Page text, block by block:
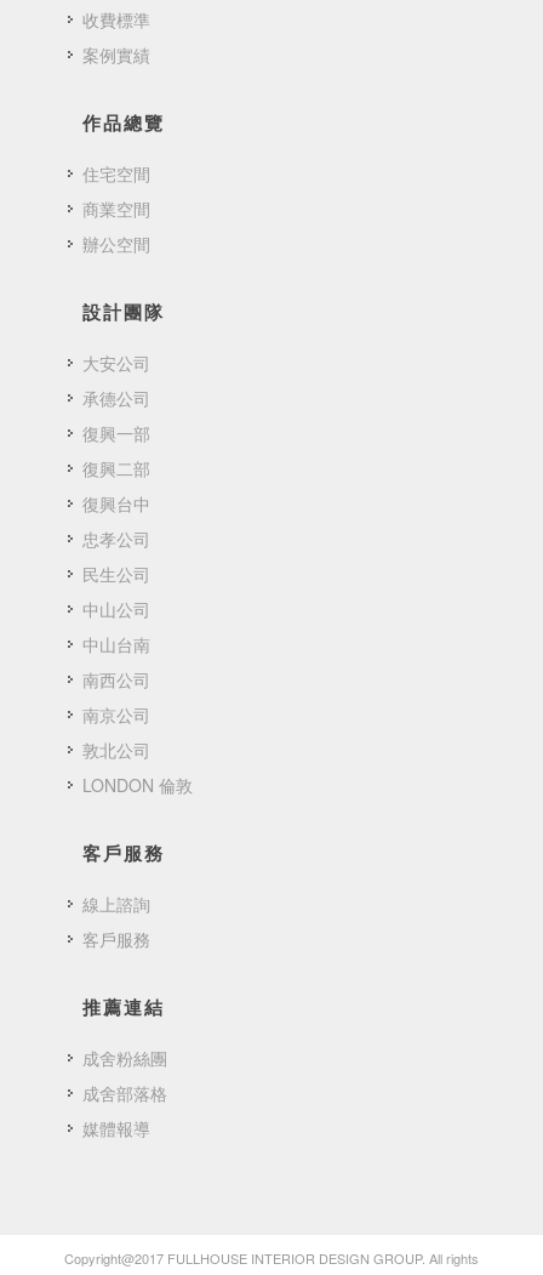
收費標準
案例實績
作品總覽
住宅空間
商業空間
辦公空間
設計團隊
大安公司
承德公司
復興一部
復興二部
復興台中
忠孝公司
民生公司
中山公司
中山台南
南西公司
南京公司
敦北公司
LONDON 倫敦
客戶服務
線上諮詢
客戶服務
推薦連結
成舍粉絲團
成舍部落格
媒體報導
Copyright@2017 FULLHOUSE INTERIOR DESIGN GROUP. All rights